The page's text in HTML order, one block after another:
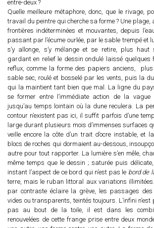
entre-deux ?
Quelle meilleure métaphore, donc, que le rivage,
travail du peintre qui cherche sa forme ? Une plage,
frontières indéterminées et mouvantes, depuis
passant par l’écume ourlée, par le sable trempé et
s’y allonge, s’y mélange et se retire, plus haut
gardant en relief le dessin ondulé laissé quelques
reflux, comme la forme des papiers anciens,
sable sec, roulé et bosselé par les vents, puis la
qui la maintient tant bien que mal. La ligne du
se former entre l’immédiate action de la
jusqu’au temps lointain où la dune reculera. La
contour n’existent pas ici, il suffit parfois d’une
large durant plusieurs mois d’immenses surfaces
veille encore la côte d’un trait d’ocre instable, et
blocs de roches qui dormaient au-dessous,
autre pour tout rapporter. La lumière s’en mêle,
même temps que le dessin ; saturée puis délicate,
instant l’aspect de ce bord qui n’est pas le bord de
terre, mais le ruban littoral aux variations
par contraste éclaire la grève, les passages des
vides ou transparents, teintés toujours. L’infini n’est
pas au bout de la toile, il est dans les
renouvelées de cette frange prise entre deux